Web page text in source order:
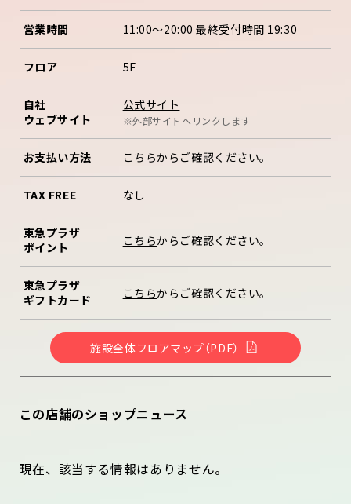
営業時間 11:00～20:00 最終受付時間 19:30
フロア 5F
自社
ウェブサイト
公式サイト
※外部サイトへリンクします
お支払い方法 こちらからご確認ください。
TAX FREE なし
東急プラザ
ポイント
こちらからご確認ください。
東急プラザ
ギフトカード
こちらからご確認ください。
施設全体フロアマップ（PDF）
この店舗のショップニュース
現在、該当する情報はありません。